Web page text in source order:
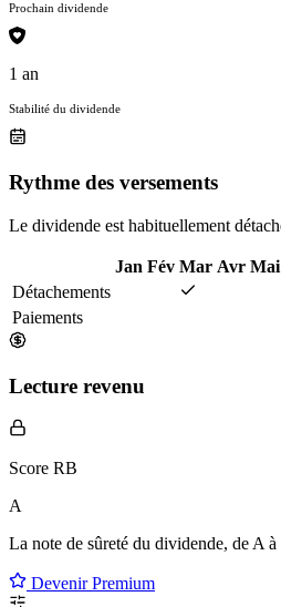
Prochain dividende
1 an
Stabilité du dividende
Rythme des versements
Le dividende est habituellement
Jan Fév Mar Avr Mai
Détachements
Paiements
Lecture revenu
Score RB
A
La note de sûreté du dividende, de A à
Devenir Premium